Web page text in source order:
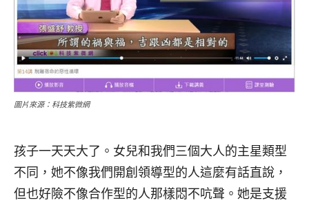
圖片來源：科技紫微網
孩子一天天大了。女兒和我們三個大人的主星類型
不同，她不像我們開創領導型的人這麼有話直說，
但也好險不像合作型的人那樣悶不吭聲。她是支援